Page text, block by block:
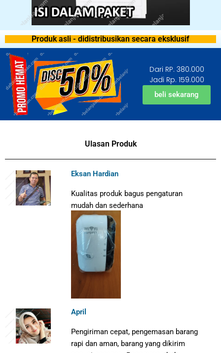
Produk asli - didistribusikan secara eksklusif
Dari RP. 380.000
Jadi Rp. 159.000
beli sekarang
Ulasan Produk
Eksan Hardian
Kualitas produk bagus pengaturan
mudah dan sederhana
April
Pengiriman cepat, pengemasan barang
rapi dan aman, barang yang dikirim